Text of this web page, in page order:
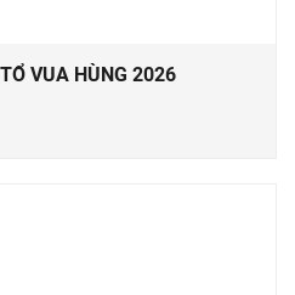
VUA HÙNG 2026